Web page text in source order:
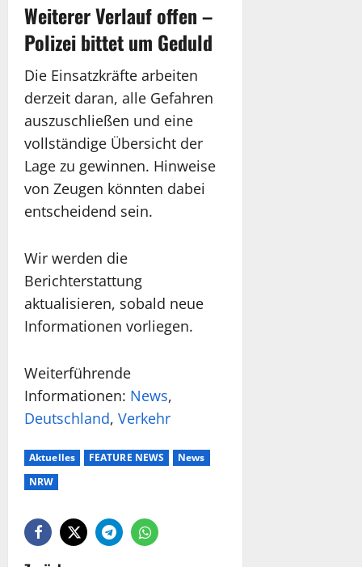
Weiterer Verlauf offen –
Polizei bittet um Geduld
Die Einsatzkräfte arbeiten
derzeit daran, alle Gefahren
auszuschließen und eine
vollständige Übersicht der
Lage zu gewinnen. Hinweise
von Zeugen könnten dabei
entscheidend sein.
Wir werden die
Berichterstattung
aktualisieren, sobald neue
Informationen vorliegen.
Weiterführende
Informationen: News,
Deutschland, Verkehr
Aktuelles FEATURE NEWS
News
NRW